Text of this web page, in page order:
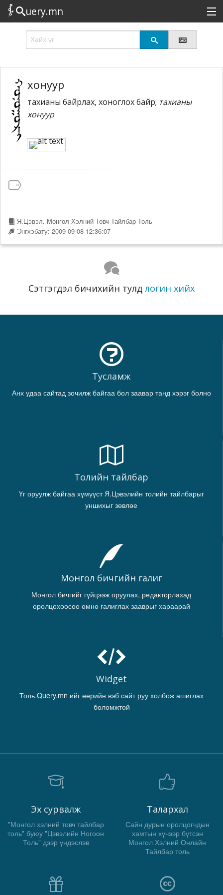
uery.mn
Сонирхолтой
Эрэлттэй
Төрөл
Татах
Логин
хонуур
тахианы байрлах, хоноглох байр; тахианы
хонуур
Я.Цэвэл. Монгол Хэлний Товч Тайлбар Толь
Энгхэбату: 2009-09-08 12:36:07
Сэтгэгдэл бичихийн тулд логин хийх
Тусламж
Анх удаа сайтад зочилж байгаа бол заавар танд хэрэг болно
Толийн тайлбар
Үг оруулж байгаа хүмүүст Я.Цэвэлийн толийн тайлбарыг
уншихыг зөвлөе
Монгол бичгийн галиг
Монгол бичгийг гүйцээж оруулах, редакторлахад
оролцохоосоо өмнө галиглах зааврыг хараарай
Widget
Толь.Query.mn ийг өөрийн вэб сайт руу холбож ашиглах
боломжтой
Эх сурвалж
"Монгол хэлний товч тайлбар
толь" буюу "Цэвэлийн Ногоон
Толь" дээр үндэслэв
Талархал
Сайн дурын оролцогчдын
хамтын хүчээр бүтсэн
Монгол Хэлний Онлайн
Тайлбар толь